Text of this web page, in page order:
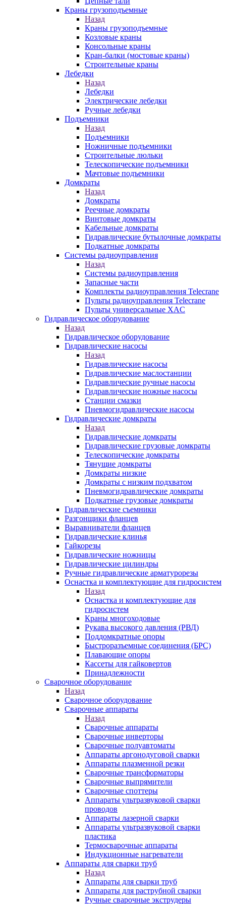
Краны грузоподъемные
Назад
Краны грузоподъемные
Козловые краны
Консольные краны
Кран-балки (мостовые краны)
Строительные краны
Лебедки
Назад
Лебедки
Электрические лебедки
Ручные лебедки
Подъемники
Назад
Подъемники
Ножничные подъемники
Строительные люльки
Телескопические подъемники
Мачтовые подъемники
Домкраты
Назад
Домкраты
Реечные домкраты
Винтовые домкраты
Кабельные домкраты
Гидравлические бутылочные домкраты
Подкатные домкраты
Системы радиоуправления
Назад
Системы радиоуправления
Запасные части
Комплекты радиоуправления Telecrane
Пульты радиоуправления Telecrane
Пульты универсальные XAC
Гидравлическое оборудование
Назад
Гидравлическое оборудование
Гидравлические насосы
Назад
Гидравлические насосы
Гидравлические маслостанции
Гидравлические ручные насосы
Гидравлические ножные насосы
Станции смазки
Пневмогидравлические насосы
Гидравлические домкраты
Назад
Гидравлические домкраты
Гидравлические грузовые домкраты
Телескопические домкраты
Тянущие домкраты
Домкраты низкие
Домкраты с низким подхватом
Пневмогидравлические домкраты
Подкатные грузовые домкраты
Гидравлические съемники
Разгонщики фланцев
Выравниватели фланцев
Гидравлические клинья
Гайкорезы
Гидравлические ножницы
Гидравлические цилиндры
Ручные гидравлические арматурорезы
Оснастка и комплектующие для гидросистем
Назад
Оснастка и комплектующие для
гидросистем
Краны многоходовые
Рукава высокого давления (РВД)
Поддомкратные опоры
Быстроразъемные соединения (БРС)
Плавающие опоры
Кассеты для гайковертов
Принадлежности
Сварочное оборудование
Назад
Сварочное оборудование
Сварочные аппараты
Назад
Сварочные аппараты
Сварочные инверторы
Сварочные полуавтоматы
Аппараты аргонодуговой сварки
Аппараты плазменной резки
Сварочные трансформаторы
Сварочные выпрямители
Сварочные споттеры
Аппараты ультразвуковой сварки
проводов
Аппараты лазерной сварки
Аппараты ультразвуковой сварки
пластика
Термосварочные аппараты
Индукционные нагреватели
Аппараты для сварки труб
Назад
Аппараты для сварки труб
Аппараты для раструбной сварки
Ручные сварочные экструдеры